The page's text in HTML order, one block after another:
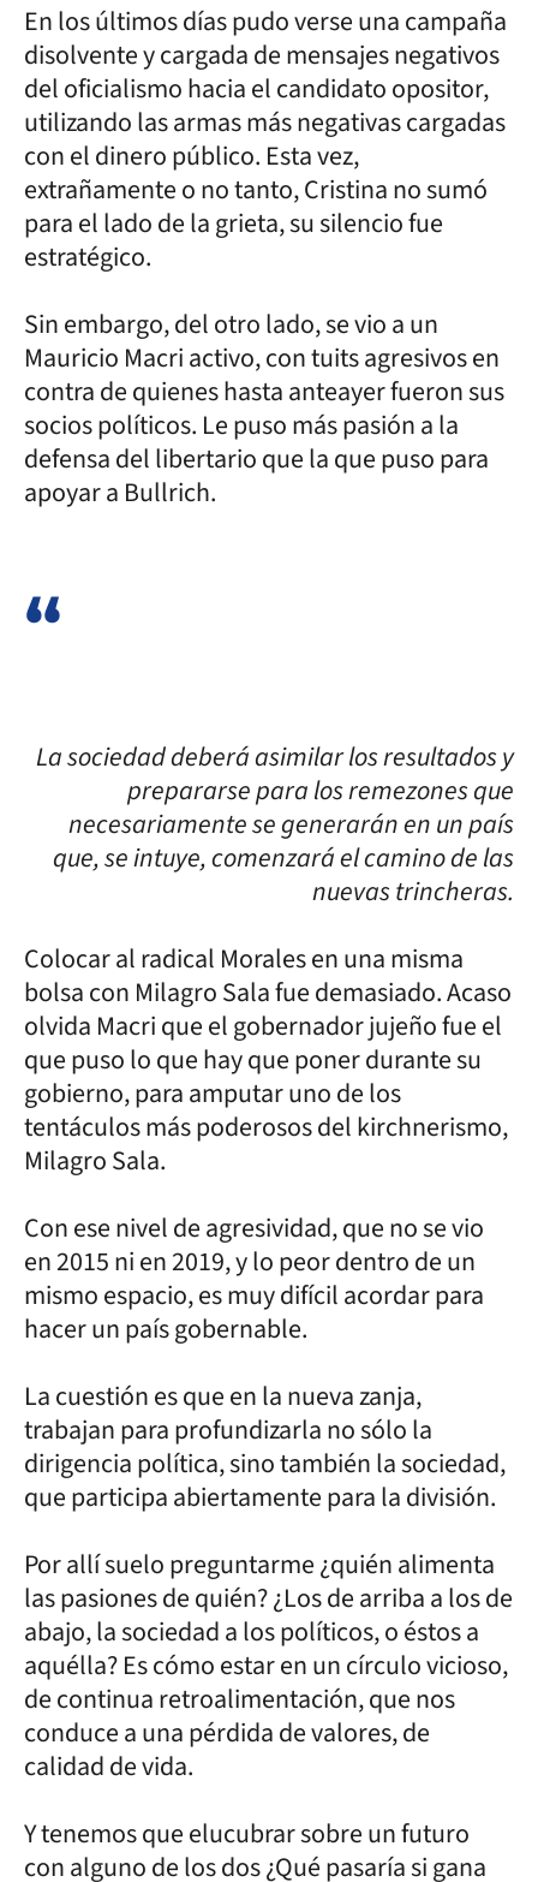
En los últimos días pudo verse una campaña
disolvente y cargada de mensajes negativos
del oficialismo hacia el candidato opositor,
utilizando las armas más negativas cargadas
con el dinero público. Esta vez,
extrañamente o no tanto, Cristina no sumó
para el lado de la grieta, su silencio fue
estratégico.
Sin embargo, del otro lado, se vio a un
Mauricio Macri activo, con tuits agresivos en
contra de quienes hasta anteayer fueron sus
socios políticos. Le puso más pasión a la
defensa del libertario que la que puso para
apoyar a Bullrich.
La sociedad deberá asimilar los resultados y
prepararse para los remezones que
necesariamente se generarán en un país
que, se intuye, comenzará el camino de las
nuevas trincheras.
Colocar al radical Morales en una misma
bolsa con Milagro Sala fue demasiado. Acaso
olvida Macri que el gobernador jujeño fue el
que puso lo que hay que poner durante su
gobierno, para amputar uno de los
tentáculos más poderosos del kirchnerismo,
Milagro Sala.
Con ese nivel de agresividad, que no se vio
en 2015 ni en 2019, y lo peor dentro de un
mismo espacio, es muy difícil acordar para
hacer un país gobernable.
La cuestión es que en la nueva zanja,
trabajan para profundizarla no sólo la
dirigencia política, sino también la sociedad,
que participa abiertamente para la división.
Por allí suelo preguntarme ¿quién alimenta
las pasiones de quién? ¿Los de arriba a los de
abajo, la sociedad a los políticos, o éstos a
aquélla? Es cómo estar en un círculo vicioso,
de continua retroalimentación, que nos
conduce a una pérdida de valores, de
calidad de vida.
Y tenemos que elucubrar sobre un futuro
con alguno de los dos ¿Qué pasaría si gana